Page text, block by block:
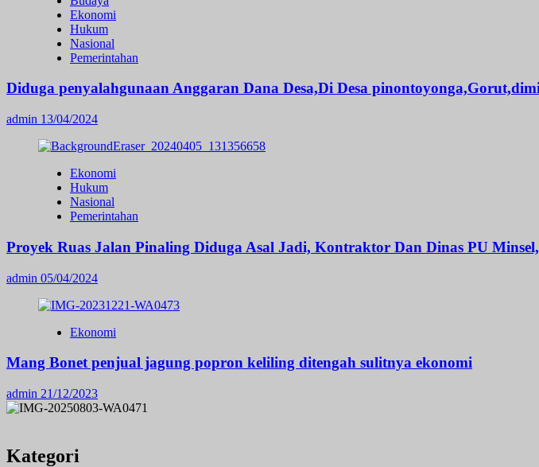
Ekonomi
Hukum
Nasional
Pemerintahan
Diduga penyalahgunaan Anggaran Dana Desa,Di Desa
admin 13/04/2024
Ekonomi
Hukum
Nasional
Pemerintahan
Proyek Ruas Jalan Pinaling Diduga Asal Jadi, Kontraktor Dan Dinas PU
admin 05/04/2024
Ekonomi
Mang Bonet penjual jagung popron keliling ditengah sulitnya ekonomi
admin 21/12/2023
Kategori